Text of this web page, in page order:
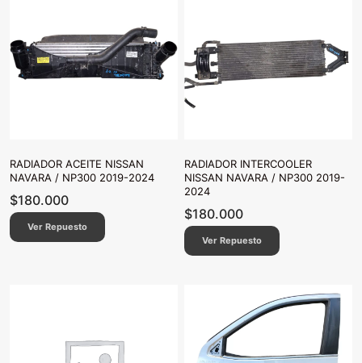
RADIADOR ACEITE NISSAN
NAVARA / NP300 2019-2024
$180.000
Ver Repuesto
RADIADOR INTERCOOLER
NISSAN NAVARA / NP300 2019-
2024
$180.000
Ver Repuesto